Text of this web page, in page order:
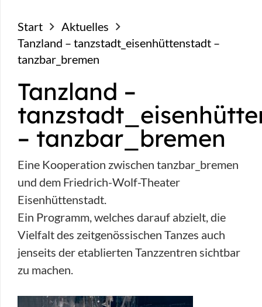
Start
Aktuelles
Tanzland – tanzstadt_eisenhüttenstadt –
tanzbar_bremen
Tanzland –
– tanzbar_bremen
Eine Kooperation zwischen tanzbar_bremen
und dem Friedrich-Wolf-Theater
Eisenhüttenstadt.
Ein Programm, welches darauf abzielt, die
Vielfalt des zeitgenössischen Tanzes auch
jenseits der etablierten Tanzzentren sichtbar
zu machen.